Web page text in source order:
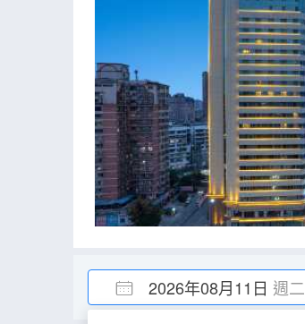
2026年08月11日 週二